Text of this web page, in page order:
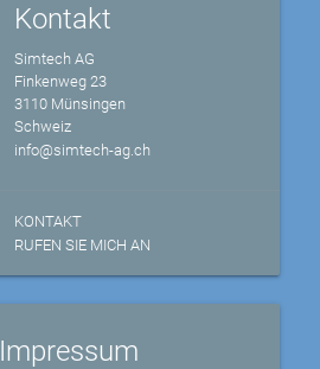
Kontakt
Simtech AG
Finkenweg 23
3110 Münsingen
Schweiz
info@simtech-ag.ch
KONTAKT
RUFEN SIE MICH AN
Impressum